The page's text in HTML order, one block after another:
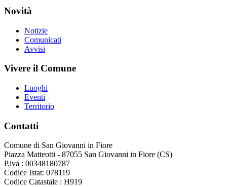
Novità
Notizie
Comunicati
Avvisi
Vivere il Comune
Luoghi
Eventi
Territorio
Contatti
Comune di San Giovanni in Fiore
Piazza Matteotti - 87055 San Giovanni in Fiore (CS)
P.iva : 00348180787
Codice Istat: 078119
Codice Catastale : H919